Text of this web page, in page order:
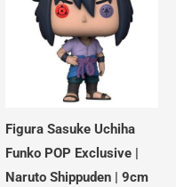
Figura Sasuke Uchiha
Funko POP Exclusive |
Naruto Shippuden | 9cm